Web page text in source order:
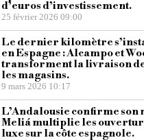
d’euros d’investissement.
25 février 2026 09:00
Le dernier kilomètre
en Espagne : Alcampo et
transforment la livraison
les magasins.
9 mars 2026 10:17
L’Andalousie confirme son
Meliá multiplie les
luxe sur la côte espagnole.